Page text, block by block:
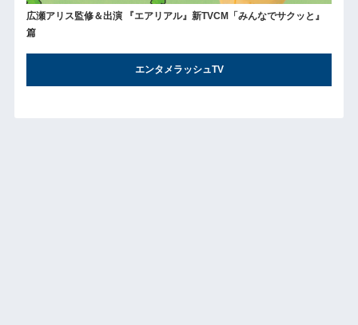
広瀬アリス監修＆出演 『エアリアル』新TVCM「みんなでサクッと』
篇
エンタメラッシュTV